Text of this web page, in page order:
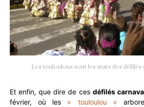
Les touloulous sont les stars des défilés
Et enfin, que dire de ces défilés
février, où les « touloulou »